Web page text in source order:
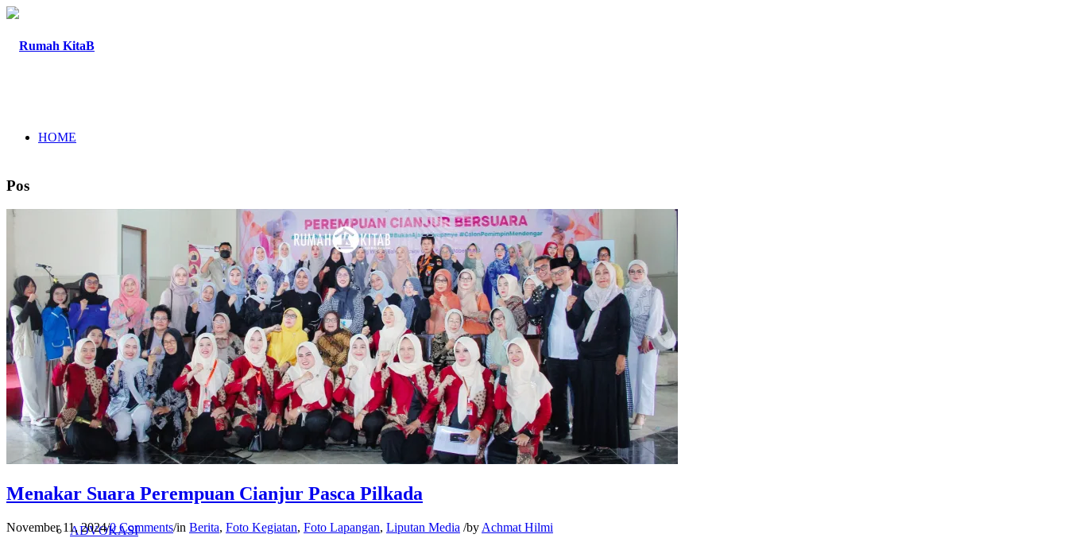
HOME
PROGRAM
PENELITIAN
PENDIDIKAN KRITIS
ADVOKASI
Pos
Menakar Suara Perempuan Cianjur Pasca Pilkada
November 11, 2024/0 Comments/in Berita, Foto Kegiatan, Foto Lapangan, Liputan Media /by Achmat Hilmi